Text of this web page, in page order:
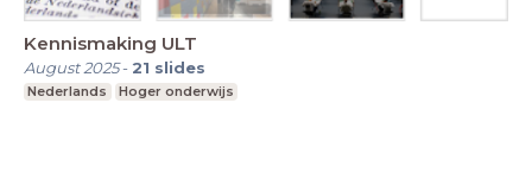
Kennismaking ULT
August 2025- 21 slides
Nederlands Hoger onderwijs